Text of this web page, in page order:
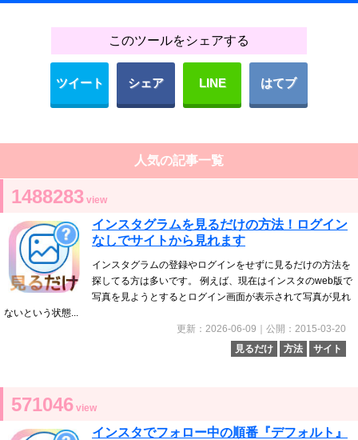
このツールをシェアする
ツイート シェア LINE はてブ
人気の記事一覧
1488283 view
インスタグラムを見るだけの方法！ログイン
なしでサイトから見れます
インスタグラムの登録やログインをせずに見るだけの方法を
探してる方は多いです。 例えば、現在はインスタのweb版で
写真を見ようとするとログイン画面が表示されて写真が見れ
ないという状態...
更新：2026-06-09｜公開：2015-03-20
見るだけ
方法 サイト
571046 view
インスタでフォロー中の順番『デフォルト』